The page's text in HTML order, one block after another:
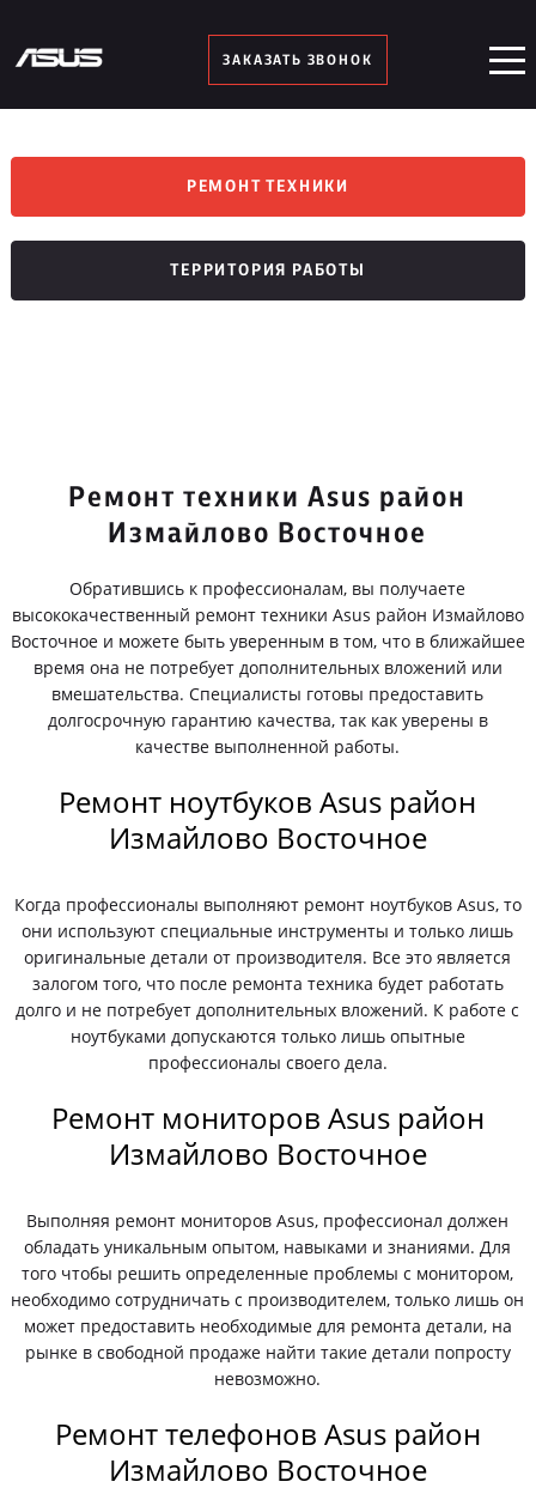
ЗАКАЗАТЬ ЗВОНОК
РЕМОНТ ТЕХНИКИ
ТЕРРИТОРИЯ РАБОТЫ
Ремонт техники Asus район
Измайлово Восточное
Обратившись к профессионалам, вы получаете
высококачественный ремонт техники Asus район Измайлово
Восточное и можете быть уверенным в том, что в ближайшее
время она не потребует дополнительных вложений или
вмешательства. Специалисты готовы предоставить
долгосрочную гарантию качества, так как уверены в
качестве выполненной работы.
Ремонт ноутбуков Asus район
Измайлово Восточное
Когда профессионалы выполняют ремонт ноутбуков Asus, то
они используют специальные инструменты и только лишь
оригинальные детали от производителя. Все это является
залогом того, что после ремонта техника будет работать
долго и не потребует дополнительных вложений. К работе с
ноутбуками допускаются только лишь опытные
профессионалы своего дела.
Ремонт мониторов Asus район
Измайлово Восточное
Выполняя ремонт мониторов Asus, профессионал должен
обладать уникальным опытом, навыками и знаниями. Для
того чтобы решить определенные проблемы с монитором,
необходимо сотрудничать с производителем, только лишь он
может предоставить необходимые для ремонта детали, на
рынке в свободной продаже найти такие детали попросту
невозможно.
Ремонт телефонов Asus район
Измайлово Восточное